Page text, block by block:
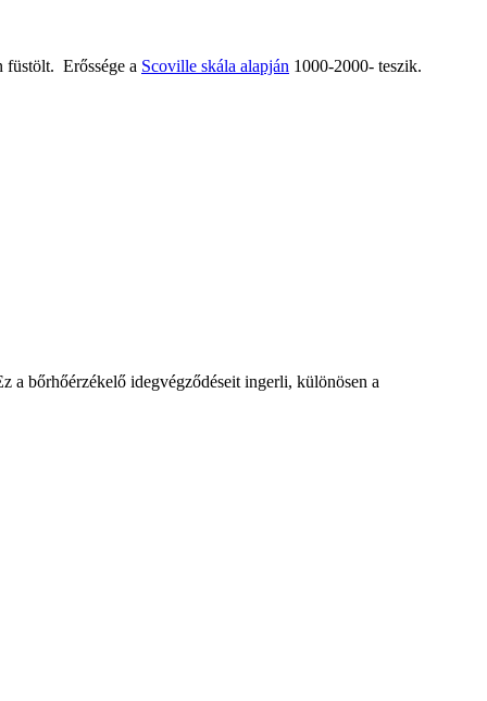
füstölt. Erőssége a Scoville skála alapján 1000-2000- teszik.
a bőrhőérzékelő idegvégződéseit ingerli, különösen a